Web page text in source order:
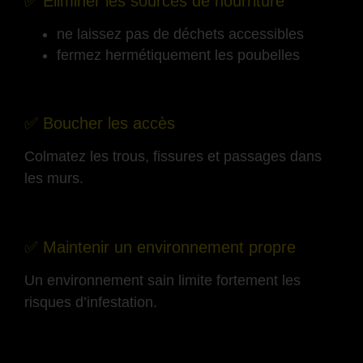
ne laissez pas de déchets accessibles
fermez hermétiquement les poubelles
✅ Boucher les accès
Colmatez les trous, fissures et passages dans
les murs.
✅ Maintenir un environnement propre
Un environnement sain limite fortement les
risques d’infestation.